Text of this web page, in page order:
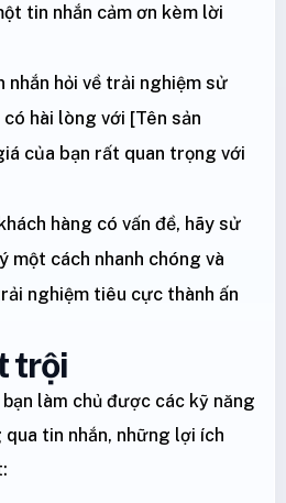
tin nhắn cảm ơn kèm lời
nhắn hỏi về trải nghiệm sử
hài lòng với [Tên sản
của bạn rất quan trọng với
hàng có vấn đề, hãy sử
một cách nhanh chóng và
nghiệm tiêu cực thành ấn
trội
làm chủ được các kỹ năng
qua tin nhắn, những lợi ích